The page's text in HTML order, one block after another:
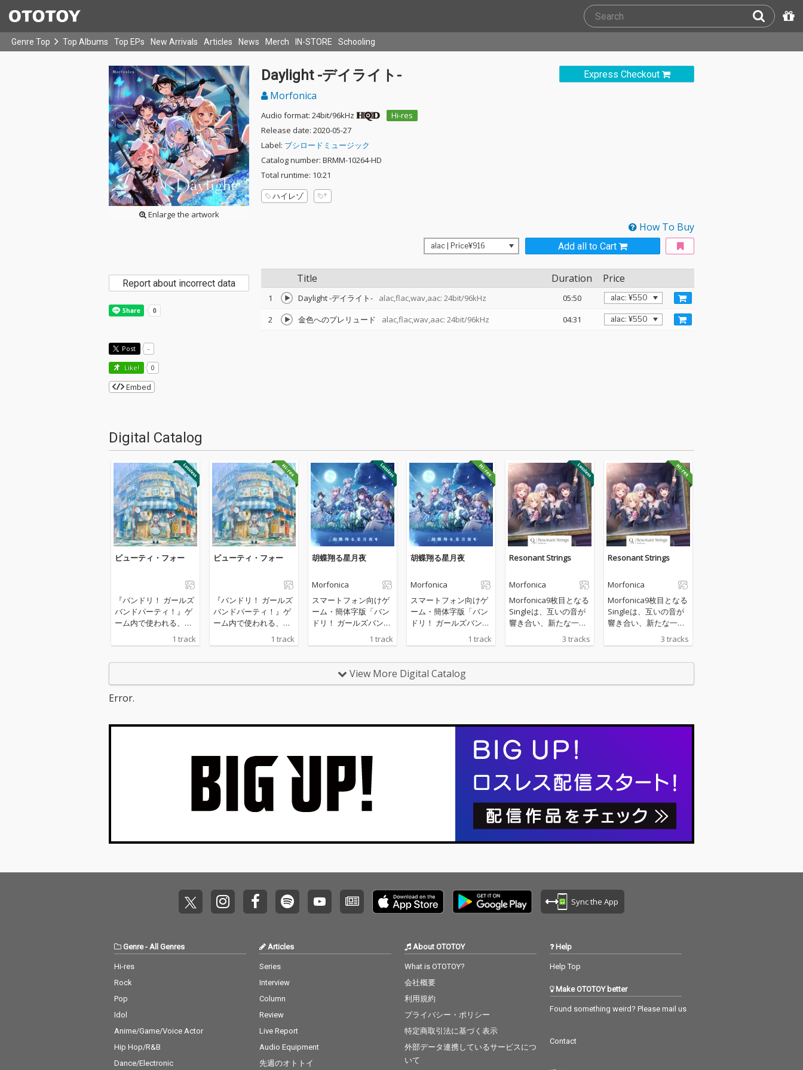
Genre Top Top Albums Top EPs New Arrivals Articles News Merch IN-STORE Schooling
Enlarge the artwork
Express Checkout
Daylight -デイライト-
Morfonica
Audio format: 24bit/96kHz
Hi-res
Release date: 2020-05-27
Label: ブシロードミュージック
Catalog number: BRMM-10264-HD
Total runtime: 10:21
ハイレゾ
How To Buy
Add all to Cart
Title Duration Price
1 Daylight -デイライト- alac,flac,wav,aac: 24bit/96kHz
05:50
2
金色へのプレリュード alac,flac,wav,aac: 24bit/96kHz 04:31
Report about incorrect data
Post -
Like! 0
Embed
Digital Catalog
ビューティ・フォー
『バンドリ！ ガールズ
バンドパーティ！』ゲ
ーム内で使われる、ヒ
るMorfonicaのオリジ
1 track
ビューティ・フォー
『バンドリ！ ガールズ
バンドパーティ！』ゲ
ーム内で使われる、ヒ
るMorfonicaのオリジ
1 track
胡蝶翔る星月夜
Morfonica
スマートフォン向けゲ
ーム・簡体字版「バン
ドリ！ ガールズバンド
6周年を記念した書き
1 track
胡蝶翔る星月夜
Morfonica
スマートフォン向けゲ
ーム・簡体字版「バン
ドリ！ ガールズバンド
6周年を記念した書き
1 track
Resonant Strings
Morfonica
Morfonica9枚目となる
Singleは、互いの音が
響き合い、新たな一面
を描き出す一枚に仕上
がった。 表題曲「Res
クかつクラシカルな旋
姫奈)と瑠唯(CV：Ayas
a)の本能的な共鳴を綴
分の輝き」を受け入れ
ようとするつくし(C
V：mika)と、温かさを
感じながらも疾走感の
onicaの姿を鮮やかに
eaves」が収録。 アー
ティストタイアップと
ー」では、 透明感のあ
るサウンドと変拍子に
込められた想いが印象
的な、Morfonicaの新
たな表情を感じさせる
3 tracks
Resonant Strings
Morfonica
Morfonica9枚目となる
Singleは、互いの音が
響き合い、新たな一面
を描き出す一枚に仕上
がった。 表題曲「Res
クかつクラシカルな旋
る。 2曲目には、「自
分の輝き」を受け入れ
ようとするつくし(C
V：mika)と、温かさを
感じながらも疾走感の
onicaの姿を鮮やかに
eaves」が収録。 アー
ティストタイアップと
ー」では、 透明感のあ
的な、Morfonicaの新
たな表情を感じさせる
楽曲だ。
3 tracks
View More Digital Catalog
Error.
Sync the App
Genre- All Genres
Hi-res
Rock
Pop
Idol
Anime/Game/Voice Actor
Hip Hop/R&B
Dance/Electronic
Articles
Series
Interview
Column
Review
Live Report
Audio Equipment
先週のオトトイ
About OTOTOY
What is OTOTOY?
会社概要
利用規約
プライバシー・ポリシー
特定商取引法に基づく表示
外部データ連携しているサービスにつ
いて
Help
Help Top
Make OTOTOY better
Found something weird? Please mail us
Contact